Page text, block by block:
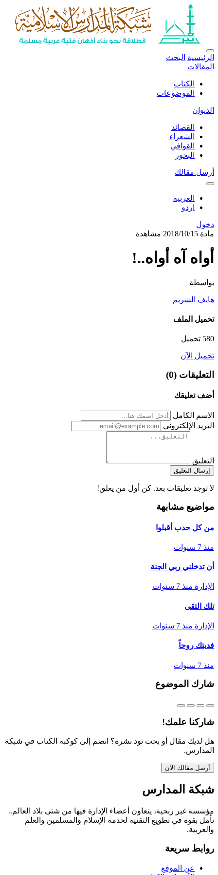
الرئيسية البحث
المقالات
الكتاب
الموضوعات
الديوان
القصائد
الشعراء
القوافي
البحور
أرسل مقالك
العربية
اردو
دخول
مادة 2018/10/15 مشاهدة
أواه آه أواه..!
بواسطة
هايف الشريم
تحميل الملف
580 تحميل
تحميل الآن
التعليقات (0)
أضف تعليقك
الاسم الكامل
البريد الإلكتروني
التعليق
إرسال التعليق
لا توجد تعليقات بعد. كن أول من يعلق!
مواضيع مشابهة
من كل حدب أقبلوا
منذ 7 سنوات
أن تدخلني ربي الجنة
الإدارة منذ 7 سنوات
تلك التقى
الإدارة منذ 7 سنوات
فديتك روحاً
منذ 7 سنوات
شارك الموضوع
شاركنا علمك!
هل لديك مقال أو بحث تود نشره؟ انضم إلى كوكبة الكتاب في شبكة
المدارس.
أرسل مقالك الآن
شبكة المدارس
مؤسسة غير ربحية، يتعاون أعضاء الإدارة فيها من شتى بلاد العالم..
تأمل بقوة في تطويع التقنية لخدمة الإسلام والمسلمين والعلم
والعربية.
روابط سريعة
عن الموقع